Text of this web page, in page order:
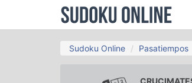
Sudoku Online Pasatiempos